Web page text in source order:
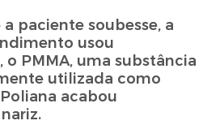
paciente soubesse, a
usou
PMMA, uma substância
utilizada como
acabou